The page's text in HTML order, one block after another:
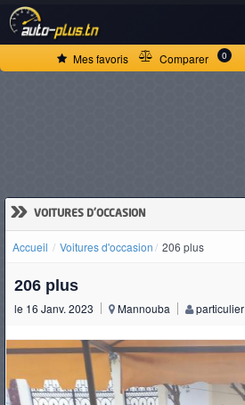
Mes favoris Comparer 0
» VOITURES D'OCCASION
Accueil Voitures d'occasion 206 plus
206 plus
le 16 Janv. 2023 Mannouba particulier
ACCUEIL
D'OCCASION
CAMIONS